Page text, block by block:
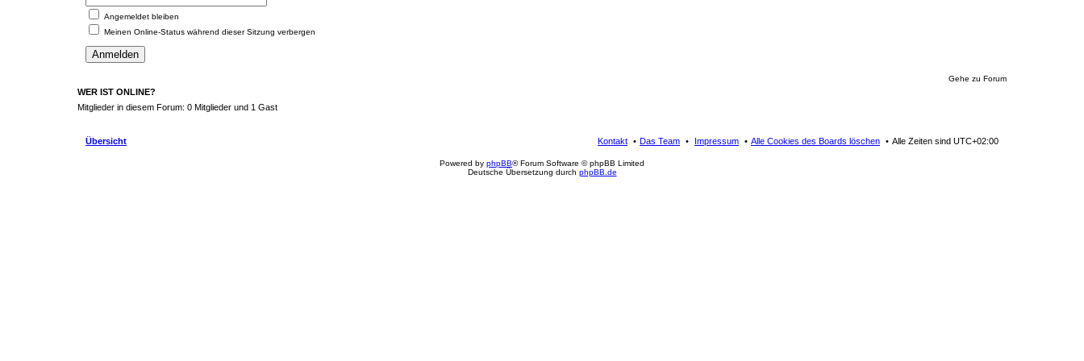
Angemeldet bleiben
Meinen Online-Status während dieser Sitzung verbergen
Gehe zu Forum
WER IST ONLINE?
Mitglieder in diesem Forum: 0 Mitglieder und 1 Gast
Übersicht Alle Zeiten sind UTC+02:00
Alle Cookies des Boards löschen
Impressum
Das Team
Kontakt
Powered by phpBB® Forum Software © phpBB Limited
Deutsche Übersetzung durch phpBB.de